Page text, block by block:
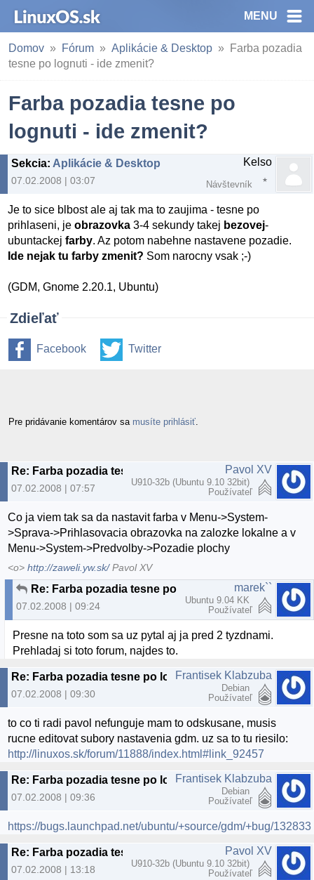
MENU
Domov Fórum Aplikácie & Desktop
Farba pozadia
tesne po lognuti - ide zmenit?
Farba pozadia tesne po
lognuti - ide zmenit?
Sekcia: Aplikácie & Desktop
07.02.2008 | 03:07
Kelso
Návštevník
Je to sice blbost ale aj tak ma to zaujima - tesne po
prihlaseni, jeobrazovka 3-4 sekundy takej bezovej-
ubuntackejfarby. Az potom nabehne nastavene pozadie.
Ide nejak tu farby zmenit? Som narocny vsak ;-)
(GDM, Gnome 2.20.1, Ubuntu)
Zdieľať
Facebook Twitter
Pre pridávanie komentárov sa musíte prihlásiť
07.02.2008 | 07:57
Pavol XV
U910-32b (Ubuntu 9.10 32bit)
Používateľ
Co ja viem tak sa da nastavit farba v Menu->System-
>Sprava->Prihlasovacia obrazovka na zalozke lokalne a v
Menu->System->Predvolby->Pozadie plochy
<o>http://zaweli.yw.sk/Pavol XV
07.02.2008 | 09:24
marek``
Ubuntu 9.04 KK
Používateľ
Presne na toto som sa uz pytal aj ja pred 2 tyzdnami.
Prehladaj si toto forum, najdes to.
Re: Farba pozadia tesne po lognuti - ide zmenit?
07.02.2008 | 09:30
Frantisek Klabzuba
Debian
Používateľ
to co ti radi pavol nefunguje mam to odskusane, musis
rucne editovat subory nastavenia gdm. uz sa to tu riesilo:
http://linuxos.sk/forum/11888/index.html#link_92457
Re: Farba pozadia tesne po lognuti - ide zmenit?
07.02.2008 | 09:36
Frantisek Klabzuba
Debian
Používateľ
https://bugs.launchpad.net/ubuntu/+source/gdm/+bug/132833
07.02.2008 | 13:18
Pavol XV
U910-32b (Ubuntu 9.10 32bit)
Používateľ